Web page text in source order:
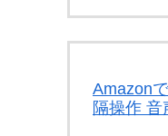
Amazon
隔操作